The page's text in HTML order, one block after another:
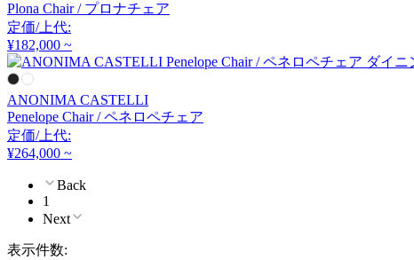
Coccole
コッコレ
COLOS
FURNITURE SUPPLY
Plona Chair / プロナチェア
定価/上代:
¥182,000 ~
ANONIMA CASTELLI
Penelope Chair / ペネロペチェア
定価/上代:
¥264,000 ~
Back
1
Next
表示件数: